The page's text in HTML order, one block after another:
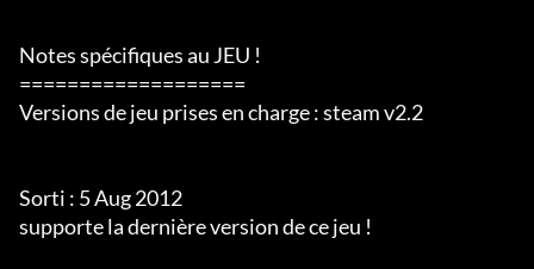
Notes spécifiques au JEU !
===================
Versions de jeu prises en charge : steam v2.2
Sorti : 5 Aug 2012
supporte la dernière version de ce jeu !